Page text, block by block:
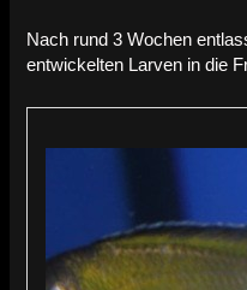
Nach rund 3 Wochen
entwickelten Larven in die